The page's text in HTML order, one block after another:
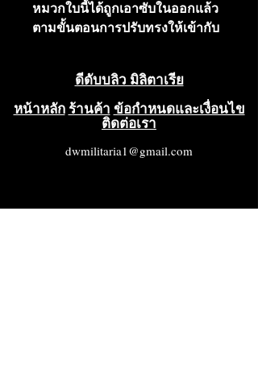
หมวกใบนี้ได้ถูกเอาซับในออกแล้ว
ตามขั้นตอนการปรับทรงให้เข้ากับ
ดีดับบลิว มิลิตาเรีย
หน้าหลัก ร้านค้า ข้อกำหนดและเงื่อนไข
ติดต่อเรา
dwmilitaria1@gmail.com